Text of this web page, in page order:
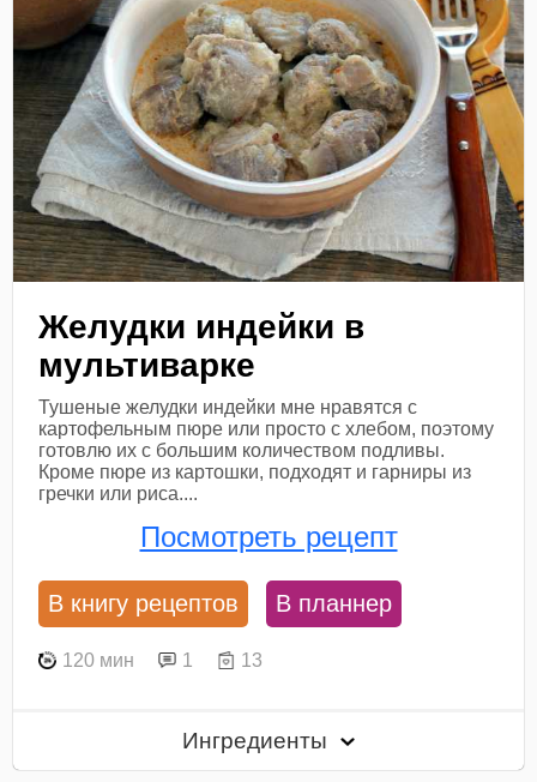
Желудки индейки в
мультиварке
Тушеные желудки индейки мне нравятся с
картофельным пюре или просто с хлебом, поэтому
готовлю их с большим количеством подливы.
Кроме пюре из картошки, подходят и гарниры из
гречки или риса....
Посмотреть рецепт
В книгу рецептов В планнер
120 мин 1 13
Ингредиенты